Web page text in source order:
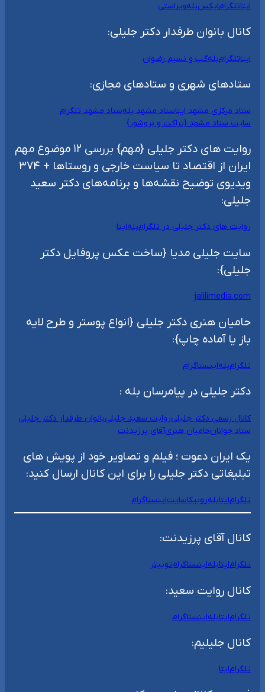
ایتاتلگرامایکسبلهویراستی
کانال بانوان طرفدار دکتر جلیلی:
ایتاتلگرامبلهگپ و نسیم رضوان
ستادهای شهری و ستادهای مجازی:
ستاد مرکزی مشهد ایتاستاد مشهد بلهستاد مشهد تلگرام
سایت ستاد مشهد {تراکت و بروشور}
روایت های دکتر جلیلی {مهم} بررسی ۱۲ موضوع مهم
ایران از اقتصاد تا سیاست خارجی و روستاها + ۳۷۴
ویدیوی توضیح نقشه‌ها و برنامه‌های دکتر سعید
جلیلی:
روایت های دکتر جلیلی در تلگرامبلهایتا
سایت جلیلی مدیا {ساخت عکس پروفایل دکتر
جلیلی}:
jalilimedia.com
حامیان هنری دکتر جلیلی {انواع پوستر و طرح لایه
باز یا آماده چاپ}:
تلگرامبلهاینستاگرام
دکتر جلیلی در پیامرسان بله :
کانال رسمی دکتر جلیلیروایت سعید جلیلیبانوان طرفدار دکتر جلیلی
ستاد جوانانحامیان هنریآقای پرزیدنت
یک ایران دعوت ؛ فیلم و تصاویر خود از پویش های
تبلیغاتی دکتر جلیلی را برای این کانال ارسال کنید:
تلگرامایتابلهروبیکاسایتاینستاگرام
کانال آقای پرزیدنت:
تلگرامایتابلهاینستاگرامتوییتر
کانال روایت سعید:
تلگرامایتابلهاینستاگرام
کانال جلیلیم:
تلگرامایتا